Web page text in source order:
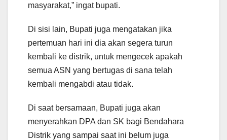
masyarakat,” ingat bupati.
Di sisi lain, Bupati juga mengatakan jika
pertemuan hari ini dia akan segera turun
kembali ke distrik, untuk mengecek apakah
semua ASN yang bertugas di sana telah
kembali mengabdi atau tidak.
Di saat bersamaan, Bupati juga akan
menyerahkan DPA dan SK bagi Bendahara
Distrik yang sampai saat ini belum juga